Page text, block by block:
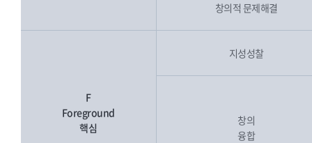
창의적 문제해결
F
Foreground
핵심
지성성찰
창의
융합